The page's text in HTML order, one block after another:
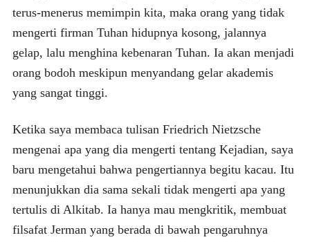
terus-menerus memimpin kita, maka orang yang tidak
mengerti firman Tuhan hidupnya kosong, jalannya
gelap, lalu menghina kebenaran Tuhan. Ia akan menjadi
orang bodoh meskipun menyandang gelar akademis
yang sangat tinggi.
Ketika saya membaca tulisan Friedrich Nietzsche
mengenai apa yang dia mengerti tentang Kejadian, saya
baru mengetahui bahwa pengertiannya begitu kacau. Itu
menunjukkan dia sama sekali tidak mengerti apa yang
tertulis di Alkitab. Ia hanya mau mengkritik, membuat
filsafat Jerman yang berada di bawah pengaruhnya